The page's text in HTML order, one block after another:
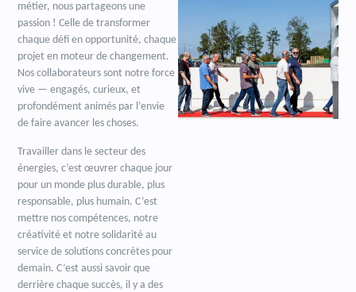
métier, nous partageons une
passion ! Celle de transformer
chaque défi en opportunité, chaque
projet en moteur de changement.
Nos collaborateurs sont notre force
vive — engagés, curieux, et
profondément animés par l’envie
de faire avancer les choses.
Travailler dans le secteur des
énergies, c’est œuvrer chaque jour
pour un monde plus durable, plus
responsable, plus humain. C’est
mettre nos compétences, notre
créativité et notre solidarité au
service de solutions concrètes pour
demain. C’est aussi savoir que
derrière chaque succès, il y a des